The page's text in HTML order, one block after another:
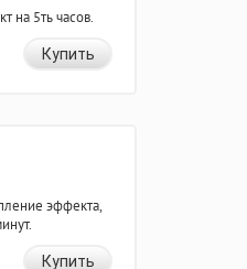
на 5ть часов.
Купить
эффекта,
Купить